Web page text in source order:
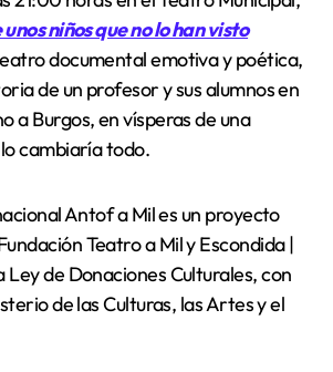
niños que no lo han visto
documental emotiva y poética,
de un profesor y sus alumnos en
a Burgos, en vísperas de una
cambiaría todo.
Antof a Mil es un proyecto
Teatro a Mil y Escondida |
Ley de Donaciones Culturales, con
de las Culturas, las Artes y el